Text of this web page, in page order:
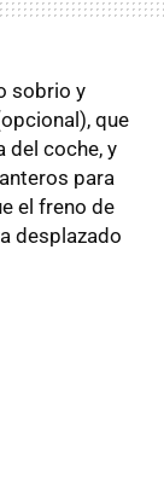
sobrio y
que
del coche, y
para
el freno de
desplazado